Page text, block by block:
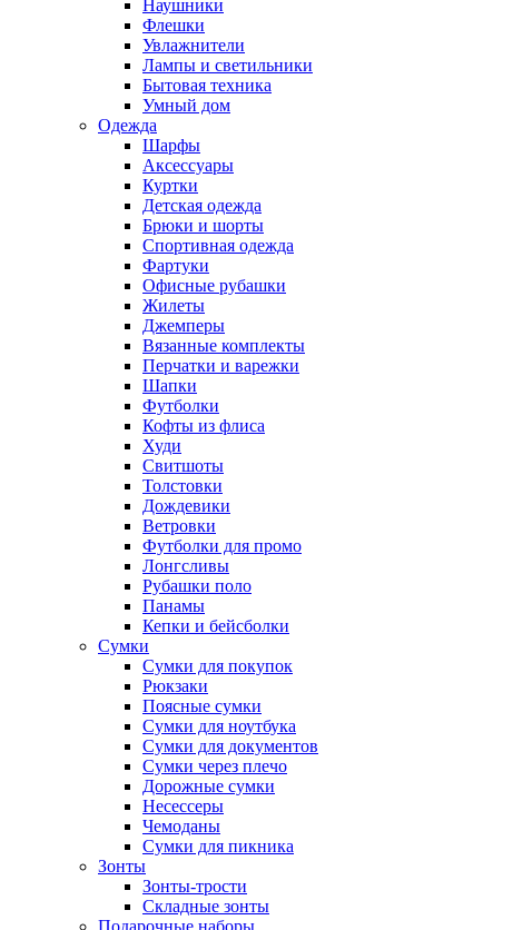
Наушники
Флешки
Увлажнители
Лампы и светильники
Бытовая техника
Умный дом
Одежда
Шарфы
Аксессуары
Куртки
Детская одежда
Брюки и шорты
Спортивная одежда
Фартуки
Офисные рубашки
Жилеты
Джемперы
Вязанные комплекты
Перчатки и варежки
Шапки
Футболки
Кофты из флиса
Худи
Свитшоты
Толстовки
Дождевики
Ветровки
Футболки для промо
Лонгсливы
Рубашки поло
Панамы
Кепки и бейсболки
Сумки
Сумки для покупок
Рюкзаки
Поясные сумки
Сумки для ноутбука
Сумки для документов
Сумки через плечо
Дорожные сумки
Несессеры
Чемоданы
Сумки для пикника
Зонты
Зонты-трости
Складные зонты
Подарочные наборы